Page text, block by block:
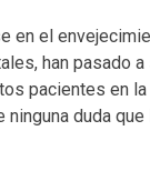
en el
han pasado
pacientes en
duda